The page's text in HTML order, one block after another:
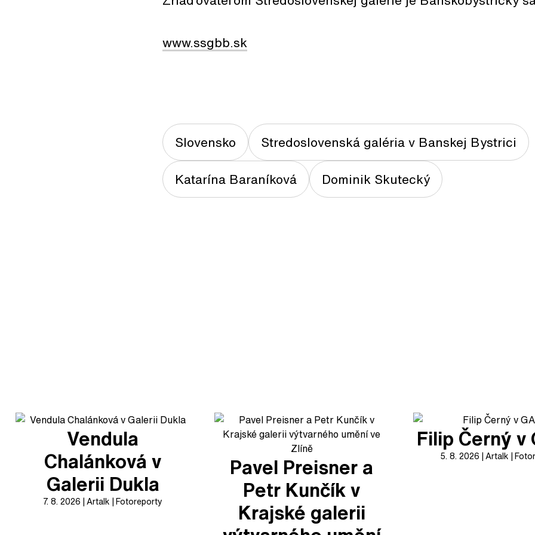
www.ssgbb.sk
Slovensko Stredoslovenská galéria v Banskej Bystrici
Katarína Baraníková Dominik Skutecký
Vendula
Chalánková v
Galerii Dukla
7. 8. 2026 Artalk Fotoreporty
Pavel Preisner a
Petr Kunčík v
Krajské galerii
Filip Černý v
5. 8. 2026 Artalk